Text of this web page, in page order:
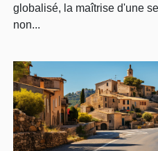
globalisé, la maîtrise d'une
non...